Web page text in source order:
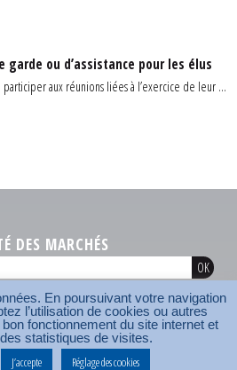
garde ou d’assistance pour les élus
aux réunions liées à l’exercice de leur ...
DES MARCHÉS
Mentions légales
Contact
En poursuivant votre navigation
l’utilisation de cookies ou autres
fonctionnement du site internet et
statistiques de visites.
J’accepte Réglage des cookies